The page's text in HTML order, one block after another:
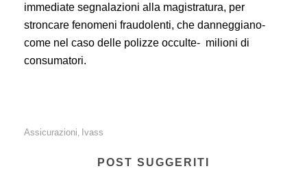
immediate segnalazioni alla magistratura, per
stroncare fenomeni fraudolenti, che danneggiano-
come nel caso delle polizze occulte- milioni di
consumatori.
Assicurazioni, Ivass
POST SUGGERITI